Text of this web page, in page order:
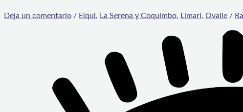
Deja un comentario / Elqui, La Serena y Coquimbo, Limarí, Ovalle /